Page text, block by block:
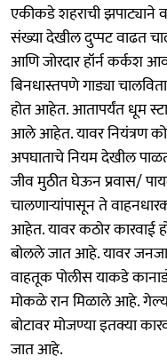
एकीकडे शहराची झपाट्याने
संख्या देखील दुप्पट वाढत
आणि जोरदार हॉर्न कर्कश
बिनधास्तपणे गाड्या
होत आहेत. आतापर्यंत धूम
आले आहेत. यावर नियंत्रण
अपघाताचे नियम देखील
जीव मुठीत घेऊन प्रवास/
चालणाऱ्यांपासून ते
आहेत. यावर कठोर
बोलले जात आहे. यावर
वाहतूक पोलीस याकडे
मोकळे रान मिळाले आहे.
बोटावर मोजण्या इतक्या
जात आहे.